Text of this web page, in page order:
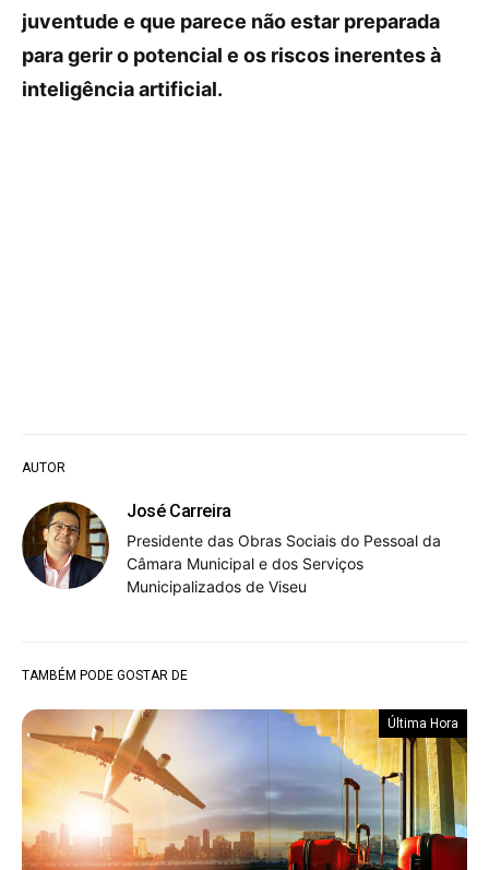
AUTOR
José Carreira
Presidente das Obras Sociais do Pessoal da
Câmara Municipal e dos Serviços
Municipalizados de Viseu
juventude e que parece não estar preparada
para gerir o potencial e os riscos inerentes à
inteligência artificial.
TAMBÉM PODE GOSTAR DE
Última Hora